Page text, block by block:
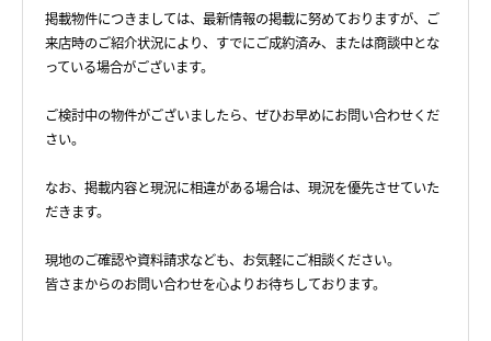
掲載物件につきましては、最新情報の掲載に努めておりますが、ご
来店時のご紹介状況により、すでにご成約済み、または商談中とな
っている場合がございます。
ご検討中の物件がございましたら、ぜひお早めにお問い合わせくだ
さい。
なお、掲載内容と現況に相違がある場合は、現況を優先させていた
だきます。
現地のご確認や資料請求なども、お気軽にご相談ください。
皆さまからのお問い合わせを心よりお待ちしております。